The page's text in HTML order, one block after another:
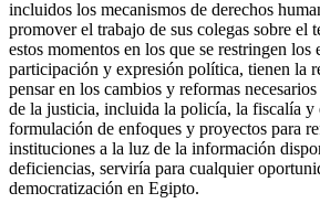
incluidos los mecanismos de derechos
promover el trabajo de sus colegas sobre el
estos momentos en los que se restringen los
participación y expresión política, tienen la
pensar en los cambios y reformas
de la justicia, incluida la policía, la fiscalía y
formulación de enfoques y proyectos para
instituciones a la luz de la información
deficiencias, serviría para cualquier
democratización en Egipto.